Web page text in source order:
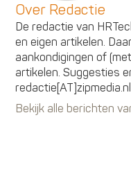
Over Redactie
De redactie van
en eigen artikelen.
aankondigingen of
artikelen. Suggesties
redactie[AT]zipmedia.nl
Bekijk alle berichten